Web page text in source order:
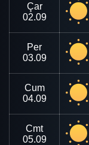
Çar
02.09
Per
03.09
Cum
04.09
Cmt
05.09